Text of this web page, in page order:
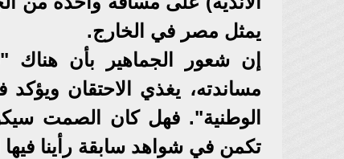
يمثل مصر في الخارج.
إن شعور الجماهير بأن هناك
مساندته، يغذي الاحتقان
الوطنية". فهل كان الصمت
تكمن في شواهد سابقة رأينا فيها